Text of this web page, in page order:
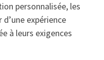
personnalisée, les
expérience
à leurs exigences